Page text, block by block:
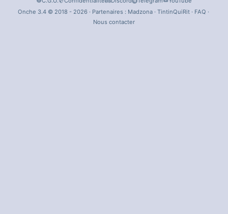
Onche 3.4 © 2018 - 2026 · Partenaires : Madzona· TintinQuiRit· FAQ ·
Nous contacter